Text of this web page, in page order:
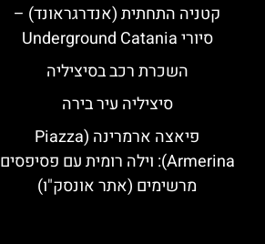
קטניה התחתית (אנדרגראונד) –
סיורי Underground Catania
השכרת רכב בסיציליה
סיציליה עיר בירה
פיאצה ארמרינה (Piazza
Armerina): וילה רומית עם פסיפסים
מרשימים (אתר אונסק"ו)